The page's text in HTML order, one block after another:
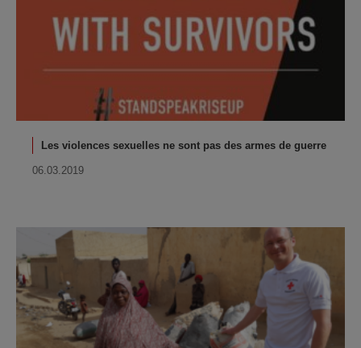
Les violences sexuelles ne sont pas des armes de guerre
06.03.2019